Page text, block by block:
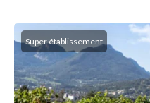
Super établissement